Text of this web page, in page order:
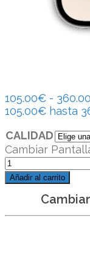
105.00€ - 360.00
105.00€ hasta
CALIDAD
Cambiar
Añadir al carrito